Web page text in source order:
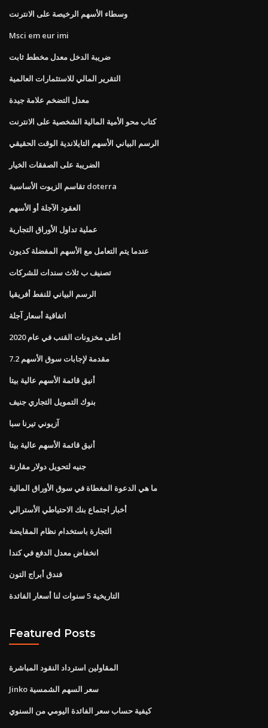
وسطاء الأسهم الرخيصة على الانترنت
Msci em eur imi
ضريبة الدخل معدل مخطط ثابت
التقرير المالي للاستثمارات العالمية
معدل التضخم علامة جيدة
كتاب محو الأمية المالية الشخصية على الانترنت
الرسم البياني الأسهم التايلاندية الوقت الحقيقي
الضريبة على الصفقات الخيار
تقاسم الزيوت الأساسية doterra
العقود الآجلة أو الأسهم
عملية تداول الأوراق التجارية
عندما يتم التعامل مع الأسهم المفضلة كديون
تصنيف ب ثلاث سندات للشركات
الرسم البياني للنفط أفريقيا
اتفاقية أسعار آجلة
أعلى مخزونات القنب في عام 2020
7.2 مقدمة لإجابات سوق الأسهم
أنيق قائمة الأسهم عالية بيتا
بنوك التمويل التجاري جنيف
آزيوني تيرنا سبا
أنيق قائمة الأسهم عالية بيتا
جنيه لتحويل دولار مقارنة
ما هي الدعوة المغطاة في سوق الأوراق المالية
أخبار اجتماع بنك الاحتياطي الأسترالي
التجارة باستخدام نظام المقايضة
انخفاض معدل الدفع في كندا
فندق أبراج التون
التاريخية 5 سنوات لنا أسعار الفائدة
Featured Posts
المقاولين استرداد النقود المباشرة
Jinko سعر السهم الشمسية
كيفية حساب سعر الفائدة اليومي من السنوي